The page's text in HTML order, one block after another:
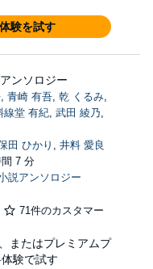
験を試す
ンソロジー
, 青崎 有吾, 乾 くるみ,
線堂 有紀, 武田 綾乃,
田 ひかり , 井料 愛良
7 分
説アンソロジー
71件のカスタマー
またはプレミアムプ
験で試す